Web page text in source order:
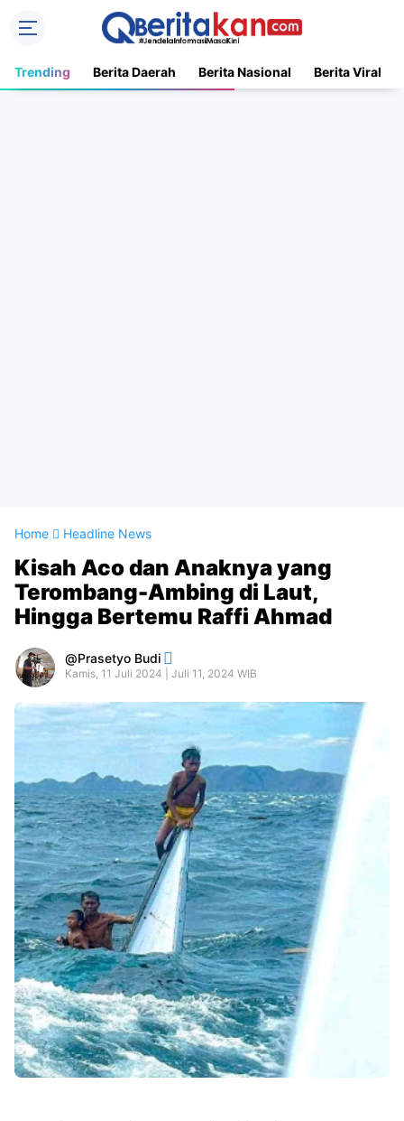
Trending Berita Daerah Berita Nasional Berita Viral
Home Headline News
Kisah Aco dan Anaknya yang
Terombang-Ambing di Laut,
Hingga Bertemu Raffi Ahmad
Prasetyo Budi
Kamis, 11 Juli 2024 | Juli 11, 2024 WIB